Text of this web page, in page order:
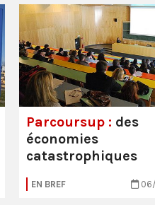
Parcoursup : des
économies
catastrophiques
EN BREF